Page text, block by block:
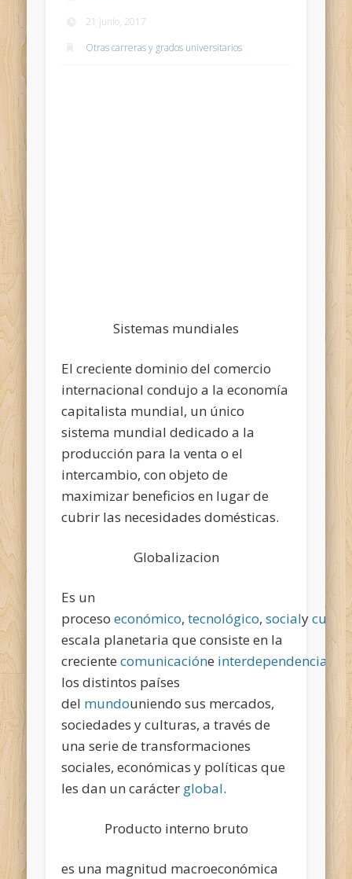
21 junio, 2017
Otras carreras y grados universitarios
Sistemas mundiales
El creciente dominio del comercio
internacional condujo a la economía
capitalista mundial, un único
sistema mundial dedicado a la
producción para la venta o el
intercambio, con objeto de
maximizar beneficios en lugar de
cubrir las necesidades domésticas.
Globalizacion
Es un
procesoeconómico,tecnológico,socialy
escala planetaria que consiste en la
crecientecomunicacióne interdependencia
los distintos países
del mundouniendo sus mercados,
sociedadesy culturas, a través de
una serie de transformaciones
sociales, económicas y políticas que
les dan un carácter global.
Producto interno bruto
es una magnitud macroeconómica